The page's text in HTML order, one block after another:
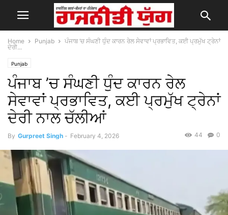
Home Punjab
ਪੰਜਾਬ ’ਚ ਸੰਘਣੀ ਧੁੰਦ ਕਾਰਨ ਰੇਲ ਸੇਵਾਵਾਂ ਪ੍ਰਭਾਵਿਤ, ਕਈ ਪ੍ਰਮੁੱਖ ਟ੍ਰੇਨਾਂ
ਦੇਰੀ...
Punjab
ਪੰਜਾਬ ’ਚ ਸੰਘਣੀ ਧੁੰਦ ਕਾਰਨ ਰੇਲ
ਸੇਵਾਵਾਂ ਪ੍ਰਭਾਵਿਤ, ਕਈ ਪ੍ਰਮੁੱਖ ਟ੍ਰੇਨਾਂ
ਦੇਰੀ ਨਾਲ ਚੱਲੀਆਂ
By Gurpreet Singh - February 4, 2026 0
44